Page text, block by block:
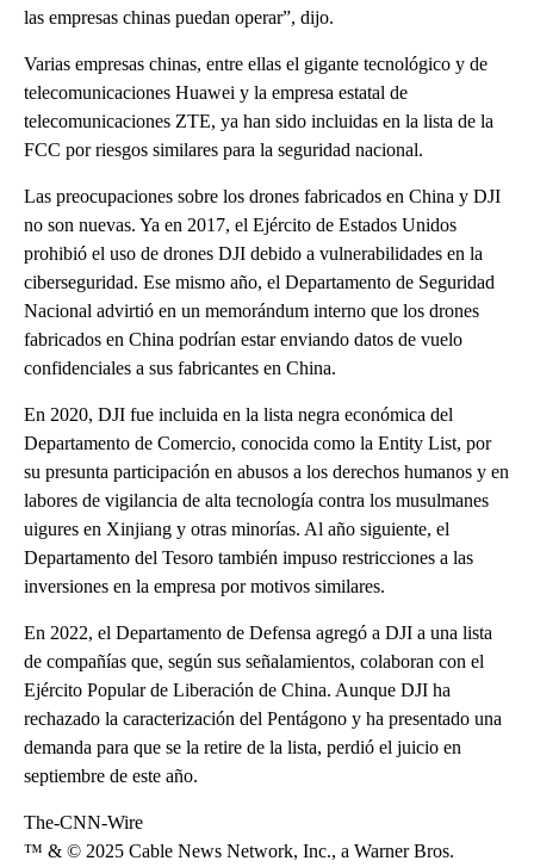
las empresas chinas puedan operar”, dijo.
Varias empresas chinas, entre ellas el gigante tecnológico y de
telecomunicaciones Huawei y la empresa estatal de
telecomunicaciones ZTE, ya han sido incluidas en la lista de la
FCC por riesgos similares para la seguridad nacional.
Las preocupaciones sobre los drones fabricados en China y DJI
no son nuevas. Ya en 2017, el Ejército de Estados Unidos
prohibió el uso de drones DJI debido a vulnerabilidades en la
ciberseguridad. Ese mismo año, el Departamento de Seguridad
Nacional advirtió en un memorándum interno que los drones
fabricados en China podrían estar enviando datos de vuelo
confidenciales a sus fabricantes en China.
En 2020, DJI fue incluida en la lista negra económica del
Departamento de Comercio, conocida como la Entity List, por
su presunta participación en abusos a los derechos humanos y en
labores de vigilancia de alta tecnología contra los musulmanes
uigures en Xinjiang y otras minorías. Al año siguiente, el
Departamento del Tesoro también impuso restricciones a las
inversiones en la empresa por motivos similares.
En 2022, el Departamento de Defensa agregó a DJI a una lista
de compañías que, según sus señalamientos, colaboran con el
Ejército Popular de Liberación de China. Aunque DJI ha
rechazado la caracterización del Pentágono y ha presentado una
demanda para que se la retire de la lista, perdió el juicio en
septiembre de este año.
The-CNN-Wire
™ & © 2025 Cable News Network, Inc., a Warner Bros.